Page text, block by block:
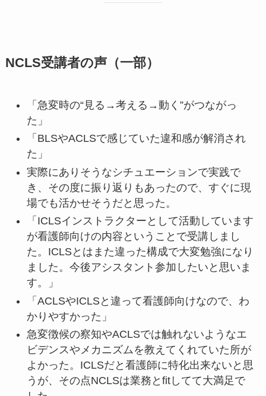
NCLS受講者の声（一部）
「急変時の“見る→考える→動く”がつながっ
た」
「BLSやACLSで感じていた違和感が解消され
た」
実際にありそうなシチュエーションで実践で
き、その度に振り返りもあったので、すぐに現
場でも活かせそうだと思った。
「ICLSインストラクターとして活動しています
が看護師向けの内容ということで受講しまし
た。ICLSとはまた違った構成で大変勉強になり
ました。今後アシスタント参加したいと思いま
す。」
「ACLSやICLSと違って看護師向けなので、わ
かりやすかった」
急変徴候の察知やACLSでは触れないようなエ
ビデンスやメカニズムを教えてくれていた所が
よかった。ICLSだと看護師に特化出来ないと思
うが、その点NCLSは業務とfitしてて大満足で